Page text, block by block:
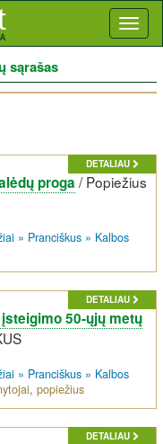
sąrašas
DETALIAU
proga /Popiežius
» Pranciškus » Kalbos
DETALIAU
50-ųjų metų
» Pranciškus » Kalbos
,popiežius
DETALIAU